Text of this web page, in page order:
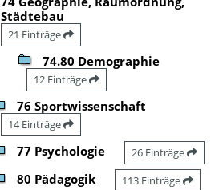
Städtebau
21 Einträge
74.80 Demographie
12 Einträge
76 Sportwissenschaft
14 Einträge
77 Psychologie 26 Einträge
80 Pädagogik 113 Einträge